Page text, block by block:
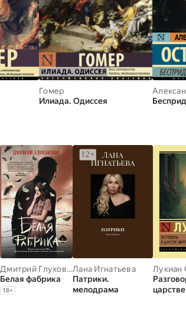
Гомер
Илиада. Одиссея
Дмитрий Глуховский
Белая фабрика
18+
Лана Игнатьева
Патрики.
мелодрама